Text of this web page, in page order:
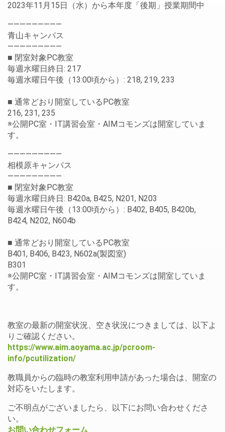
2023年11月15日（水）から本年度「後期」授業期間中
—————————
青山キャンパス
—————————
■ 閉室対象PC教室
毎週水曜日終日: 217
毎週水曜日午後（13:00頃から）: 218, 219, 233
■ 通常どおり開室しているPC教室
216, 231, 235
※公開PC室・IT講習会室・AIMコモンズは開室していま
す。
—————————
相模原キャンパス
—————————
■ 閉室対象PC教室
毎週水曜日終日: B420a, B425, N201, N203
毎週水曜日午後（13:00頃から）: B402, B405, B420b,
B424, N202, N604b
■ 通常どおり開室しているPC教室
B401, B406, B423, N602a(製図室)
B301
※公開PC室・IT講習会室・AIMコモンズは開室していま
す。
教室の最新の開室状況、空き状況につきましては、以下よ
りご確認ください。
https://www.aim.aoyama.ac.jp/pcroom-
info/pcutilization/
教職員からの臨時の教室利用申請があった場合は、開室の
対応をいたします。
ご不明点がございましたら、以下にお問い合わせくださ
い。
お問い合わせフォーム